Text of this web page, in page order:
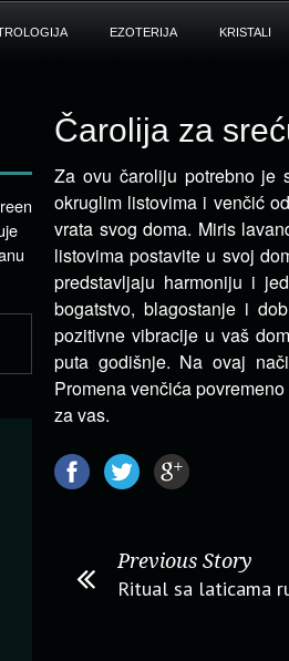
EZOTERIJA KRISTALI
Čarolija za
Za ovu čaroliju potrebno je
okruglim listovima i venčić
vrata svog doma. Miris
listovima postavite u svoj
predstavljaju harmoniju i
bogatstvo, blagostanje i
pozitivne vibracije u vaš
puta godišnje. Na ovaj
Promena venčića
za vas.
Previous Story
Ritual sa laticama